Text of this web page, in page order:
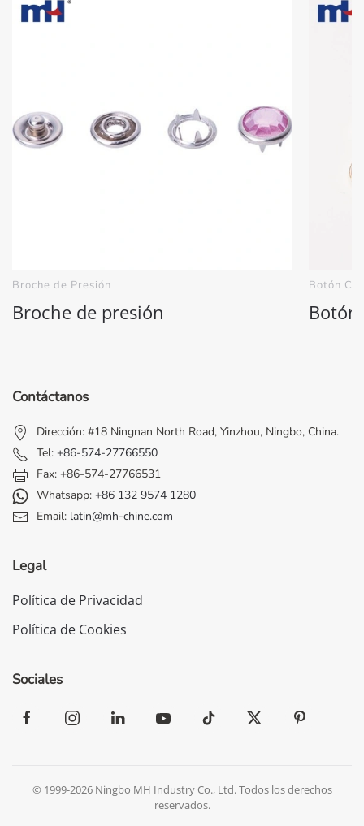
Broche de Presión
Broche de presión
Botón
Contáctanos
Dirección: #18 Ningnan North Road, Yinzhou, Ningbo, China.
Tel: +86-574-27766550
Fax: +86-574-27766531
Whatsapp: +86 132 9574 1280
Email: latin@mh-chine.com
Legal
Política de Privacidad
Política de Cookies
Sociales
© 1999-2026 Ningbo MH Industry Co., Ltd. Todos los derechos
reservados.